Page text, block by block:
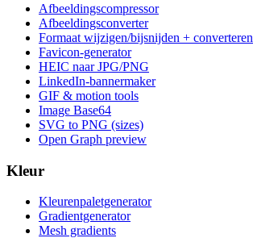
Afbeeldingscompressor
Afbeeldingsconverter
Formaat wijzigen/bijsnijden + converteren
Favicon-generator
HEIC naar JPG/PNG
LinkedIn-bannermaker
GIF & motion tools
Image Base64
SVG to PNG (sizes)
Open Graph preview
Kleur
Kleurenpaletgenerator
Gradientgenerator
Mesh gradients